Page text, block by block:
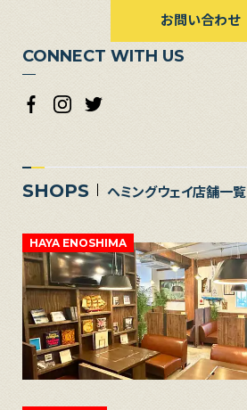
お問い合わせ
CONNECT WITH US
SHOPS ヘミングウェイ店舗一覧
HAYA ENOSHIMA